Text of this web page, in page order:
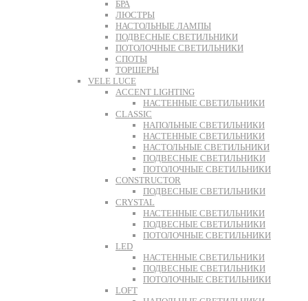
БРА
ЛЮСТРЫ
НАСТОЛЬНЫЕ ЛАМПЫ
ПОДВЕСНЫЕ СВЕТИЛЬНИКИ
ПОТОЛОЧНЫЕ СВЕТИЛЬНИКИ
СПОТЫ
ТОРШЕРЫ
VELE LUCE
ACCENT LIGHTING
НАСТЕННЫЕ СВЕТИЛЬНИКИ
CLASSIC
НАПОЛЬНЫЕ СВЕТИЛЬНИКИ
НАСТЕННЫЕ СВЕТИЛЬНИКИ
НАСТОЛЬНЫЕ СВЕТИЛЬНИКИ
ПОДВЕСНЫЕ СВЕТИЛЬНИКИ
ПОТОЛОЧНЫЕ СВЕТИЛЬНИКИ
CONSTRUCTOR
ПОДВЕСНЫЕ СВЕТИЛЬНИКИ
CRYSTAL
НАСТЕННЫЕ СВЕТИЛЬНИКИ
ПОДВЕСНЫЕ СВЕТИЛЬНИКИ
ПОТОЛОЧНЫЕ СВЕТИЛЬНИКИ
LED
НАСТЕННЫЕ СВЕТИЛЬНИКИ
ПОДВЕСНЫЕ СВЕТИЛЬНИКИ
ПОТОЛОЧНЫЕ СВЕТИЛЬНИКИ
LOFT